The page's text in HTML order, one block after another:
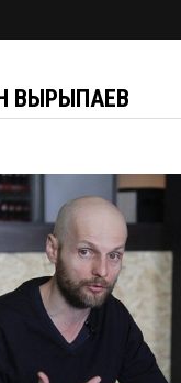
ВЫРЫПАЕВ